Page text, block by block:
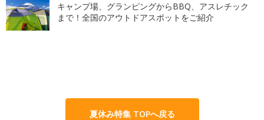
キャンプ場、グランピングからBBQ、アスレチック
まで！全国のアウトドアスポットをご紹介
夏休み特集 TOPへ戻る